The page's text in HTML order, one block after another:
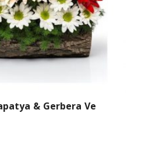
& Gerbera Ve